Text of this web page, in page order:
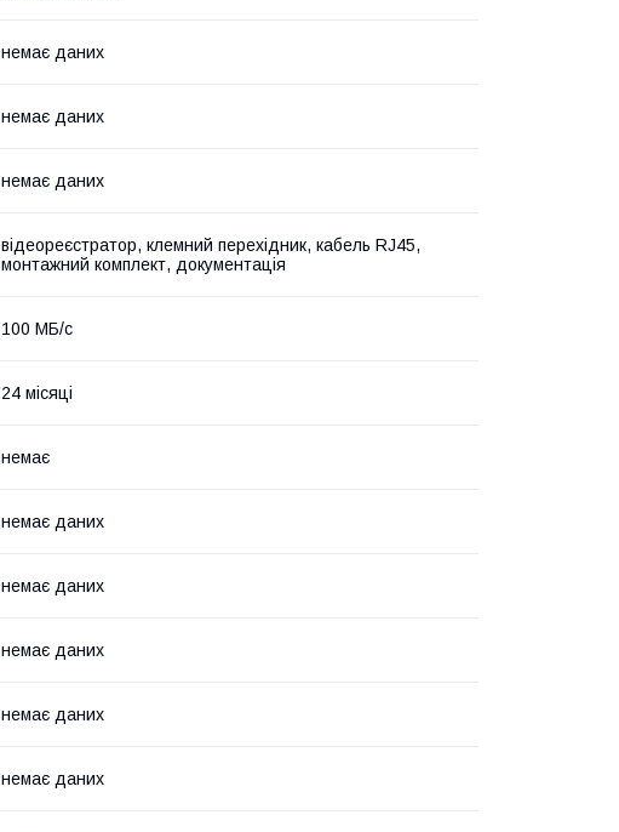
немає даних
немає даних
немає даних
відеореєстратор, клемний перехідник, кабель RJ45,
монтажний комплект, документація
100 МБ/с
24 місяці
немає
немає даних
немає даних
немає даних
немає даних
немає даних